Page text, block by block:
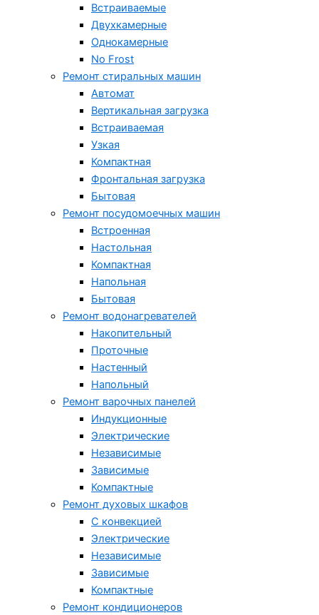
Встраиваемые
Двухкамерные
Однокамерные
No Frost
Ремонт стиральных машин
Автомат
Вертикальная загрузка
Встраиваемая
Узкая
Компактная
Фронтальная загрузка
Бытовая
Ремонт посудомоечных машин
Встроенная
Настольная
Компактная
Напольная
Бытовая
Ремонт водонагревателей
Накопительный
Проточные
Настенный
Напольный
Ремонт варочных панелей
Индукционные
Электрические
Независимые
Зависимые
Компактные
Ремонт духовых шкафов
С конвекцией
Электрические
Независимые
Зависимые
Компактные
Ремонт кондиционеров